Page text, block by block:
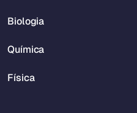
Biologia
Química
Física